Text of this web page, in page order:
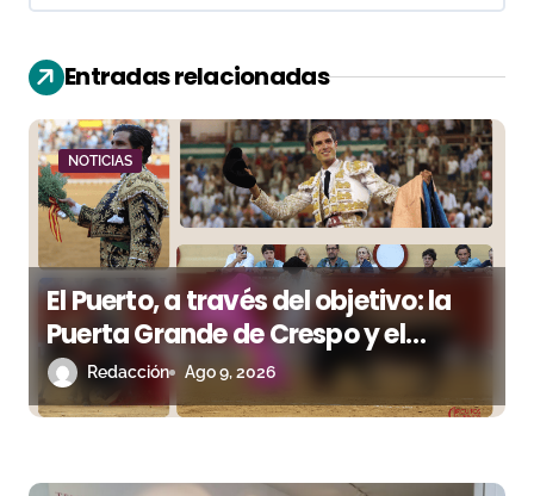
ó
n
d
e
e
n
a
d
Entradas relacionadas
NOTICIAS
El Puerto, a través del objetivo: la
Puerta Grande de Crespo y el
aroma de Morante
Redacción Ago 9, 2026